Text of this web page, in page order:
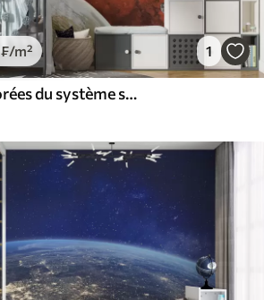
₣/m² 1
Les planètes colorées du système solaire